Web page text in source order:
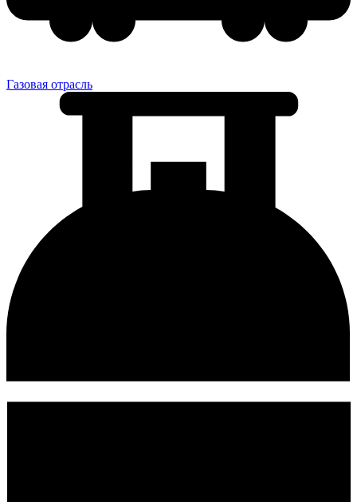
Газовая отрасль